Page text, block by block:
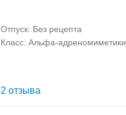
Отпуск: Без рецепта
Класс: Альфа-адреномиметики
2 отзыва